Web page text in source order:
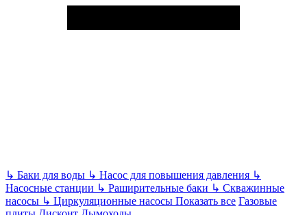
↳ Баки для воды ↳ Насос для повышения давления ↳
Насосные станции ↳ Раширительные баки ↳ Скважинные
насосы ↳ Циркуляционные насосы Показать все Газовые